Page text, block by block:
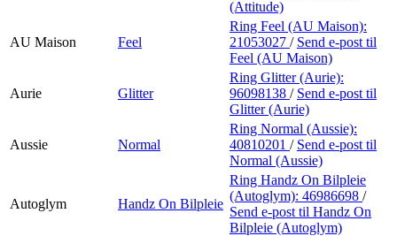
(Attitude)
AU Maison Feel
Ring Feel (AU Maison):
21053027 / Send e-post til
Feel (AU Maison)
Aurie Glitter
Ring Glitter (Aurie):
96098138 / Send e-post til
Glitter (Aurie)
Aussie Normal
Ring Normal (Aussie):
40810201 / Send e-post til
Normal (Aussie)
Autoglym Handz On Bilpleie
Ring Handz On Bilpleie
(Autoglym): 46986698 /
Send e-post til Handz On
Bilpleie (Autoglym)